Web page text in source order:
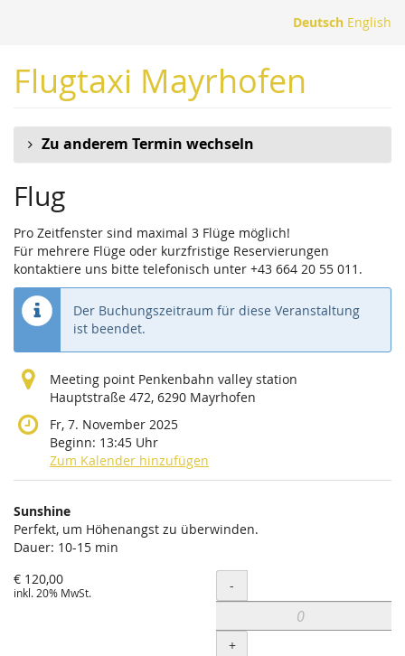
springen
Deutsch English
Flugtaxi Mayrhofen
Zu anderem Termin wechseln
Flug
Pro Zeitfenster sind maximal 3 Flüge möglich!
Für mehrere Flüge oder kurzfristige Reservierungen
kontaktiere uns bitte telefonisch unter +43 664 20 55 011.
Der Buchungszeitraum für diese Veranstaltung
ist beendet.
Meeting point Penkenbahn valley station
Hauptstraße 472, 6290 Mayrhofen
Fr, 7. November 2025
Beginn: 13:45 Uhr
Zum Kalender hinzufügen
Produkte
Unkategorisierte
Produkte
Sunshine
Perfekt, um Höhenangst zu überwinden.
Dauer: 10-15 min
€ 120,00
inkl. 20% MwSt. Menge
-
+